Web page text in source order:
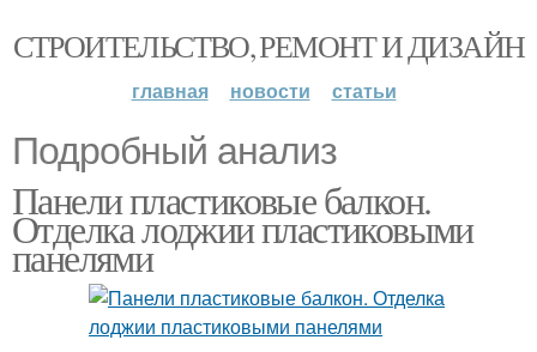
СТРОИТЕЛЬСТВО, РЕМОНТ И ДИЗАЙН
главная новости статьи
Подробный анализ
Панели пластиковые балкон.
Отделка лоджии пластиковыми
панелями